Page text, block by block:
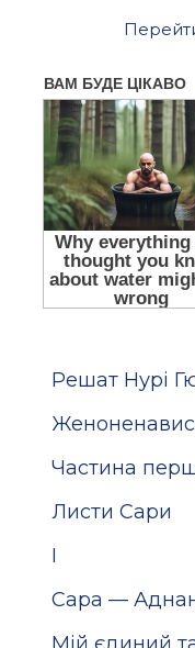
Решат Нурі
Частина
Листи Сари
I
Сара —